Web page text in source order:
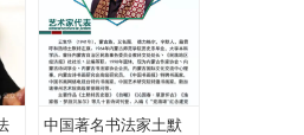
中国著名书法家土默